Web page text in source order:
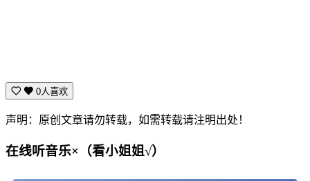
0人喜欢
声明：原创文章请勿转载，如需转载请注明出处！
在线听音乐×（看小姐姐√）